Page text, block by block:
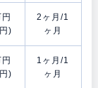
)
2ヶ月/1
ヶ月
)
1ヶ月/1
ヶ月